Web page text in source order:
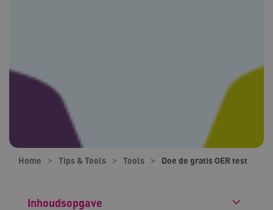
Home Tips & Tools Tools Doe de gratis OER test
Inhoudsopgave